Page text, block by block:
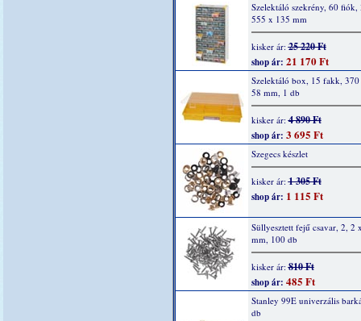
Szelektáló szekrény, 60 fiók,
555 x 135 mm
kisker ár:25 220 Ft
shop ár: 21 170 Ft
Szelektáló box, 15 fakk,
58 mm, 1 db
kisker ár:4 890 Ft
shop ár: 3 695 Ft
Szegecs készlet
kisker ár:1 305 Ft
shop ár: 1 115 Ft
Süllyesztett fejű csavar, 2, 2
mm, 100 db
kisker ár:810 Ft
shop ár: 485 Ft
Stanley 99E univerzális
db